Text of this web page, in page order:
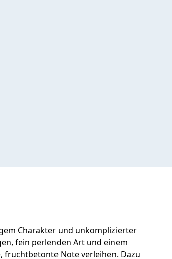
Charakter und unkomplizierter
fein perlenden Art und einem
fruchtbetonte Note verleihen. Dazu